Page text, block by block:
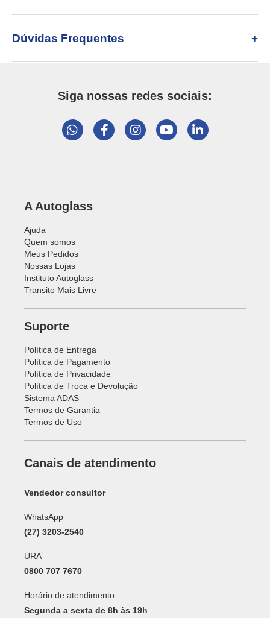
Dúvidas Frequentes
Siga nossas redes sociais:
A Autoglass
Ajuda
Quem somos
Meus Pedidos
Nossas Lojas
Instituto Autoglass
Transito Mais Livre
Suporte
Política de Entrega
Política de Pagamento
Política de Privacidade
Política de Troca e Devolução
Sistema ADAS
Termos de Garantia
Termos de Uso
Canais de atendimento
Vendedor consultor
WhatsApp
(27) 3203-2540
URA
0800 707 7670
Horário de atendimento
Segunda a sexta de 8h às 19h